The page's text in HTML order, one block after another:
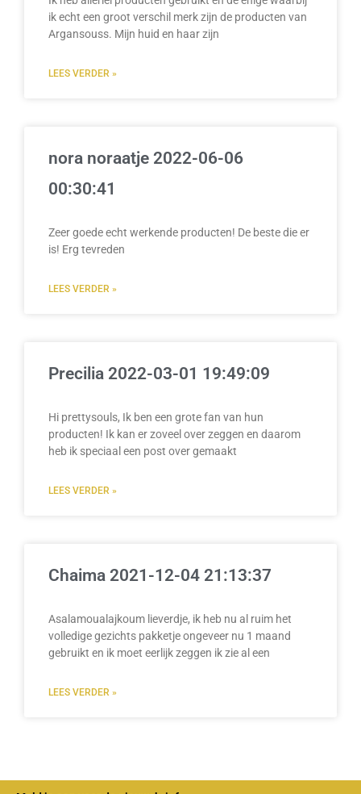
ik echt een groot verschil merk zijn de producten van
Argansouss. Mijn huid en haar zijn
LEES VERDER »
nora noraatje 2022-06-06
00:30:41
Zeer goede echt werkende producten! De beste die er
is! Erg tevreden
LEES VERDER »
Precilia 2022-03-01 19:49:09
Hi prettysouls, Ik ben een grote fan van hun
producten! Ik kan er zoveel over zeggen en daarom
heb ik speciaal een post over gemaakt
LEES VERDER »
Chaima 2021-12-04 21:13:37
Asalamoualajkoum lieverdje, ik heb nu al ruim het
volledige gezichts pakketje ongeveer nu 1 maand
gebruikt en ik moet eerlijk zeggen ik zie al een
LEES VERDER »